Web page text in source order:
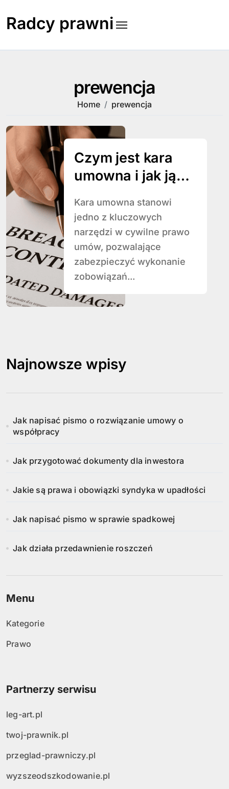
content
Radcy prawni
prewencja
Home prewencja
Czym jest kara
umowna i jak ją
Kara umowna stanowi
jedno z kluczowych
narzędzi w cywilne prawo
umów, pozwalające
zabezpieczyć wykonanie
zobowiązań...
Najnowsze wpisy
Jak napisać pismo o rozwiązanie umowy o
współpracy
Jak przygotować dokumenty dla inwestora
Jakie są prawa i obowiązki syndyka w upadłości
Jak napisać pismo w sprawie spadkowej
Jak działa przedawnienie roszczeń
Menu
Kategorie
Prawo
Partnerzy serwisu
leg-art.pl
twoj-prawnik.pl
przeglad-prawniczy.pl
wyzszeodszkodowanie.pl